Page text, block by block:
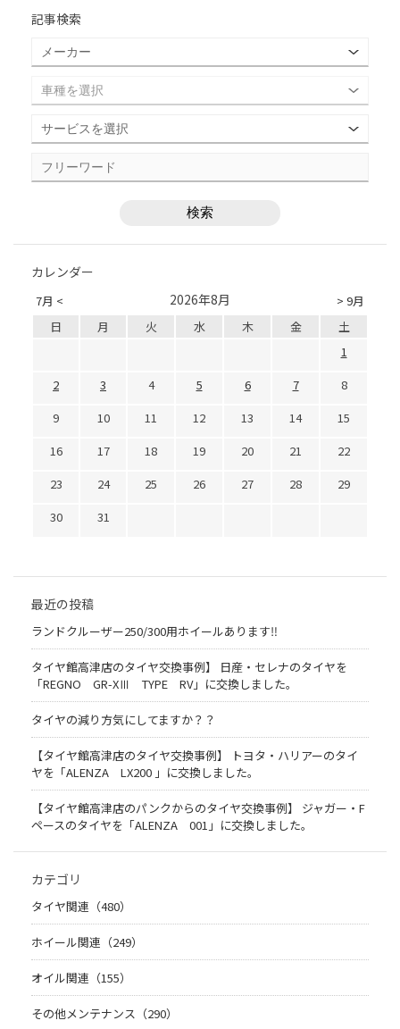
記事検索
カレンダー
7月 < > 9月
2026年8月
日 月 火 水 木 金
土
1
2
3 4 5 6 7
8
9
10 11 12 13 14
15
16
17 18 19 20 21
22
23
24 25 26 27 28
29
30
31
最近の投稿
ランドクルーザー250/300用ホイールあります‼
タイヤ館高津店のタイヤ交換事例】 日産・セレナのタイヤを
「REGNO GR-XⅢ TYPE RV」に交換しました。
タイヤの減り方気にしてますか？？
【タイヤ館高津店のタイヤ交換事例】 トヨタ・ハリアーのタイ
ヤを「ALENZA LX200 」に交換しました。
【タイヤ館高津店のパンクからのタイヤ交換事例】 ジャガー・F
ペースのタイヤを「ALENZA 001」に交換しました。
カテゴリ
タイヤ関連（480）
ホイール関連（249）
オイル関連（155）
その他メンテナンス（290）